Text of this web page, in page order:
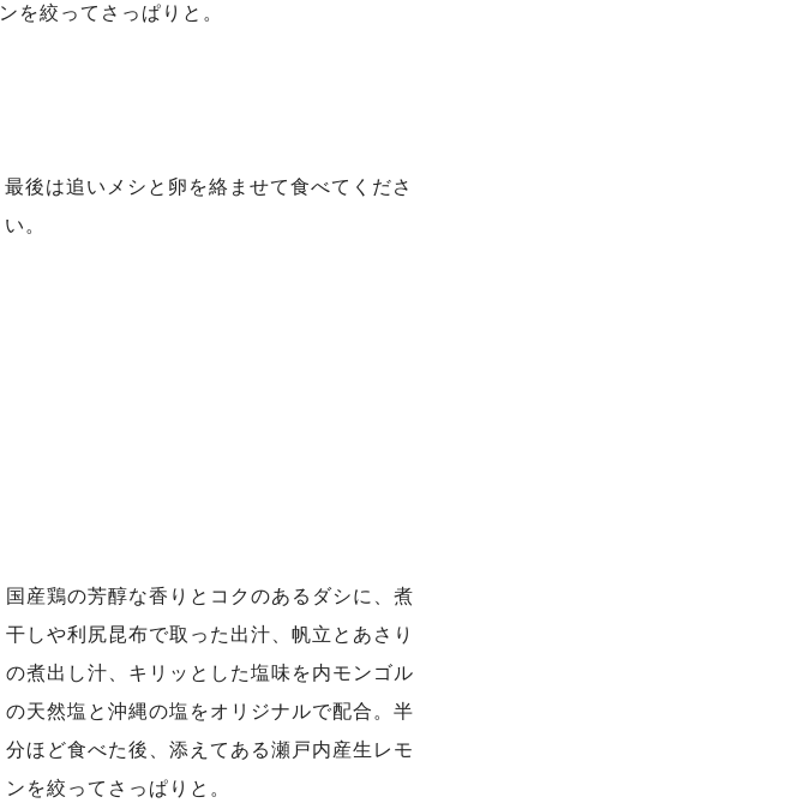
ンを絞ってさっぱりと。
最後は追いメシと卵を絡ませて食べてくださ
い。
国産鶏の芳醇な香りとコクのあるダシに、煮
干しや利尻昆布で取った出汁、帆立とあさり
の煮出し汁、キリッとした塩味を内モンゴル
の天然塩と沖縄の塩をオリジナルで配合。半
分ほど食べた後、添えてある瀬戸内産生レモ
ンを絞ってさっぱりと。